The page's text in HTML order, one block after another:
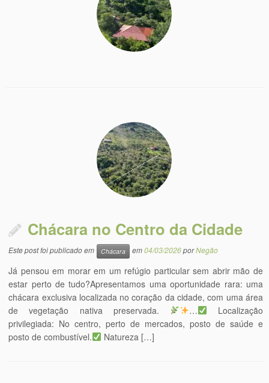
Chácara no Centro da Cidade
Este post foi publicado em Chácara em04/03/2026porNegão
Já pensou em morar em um refúgio particular sem abrir mão de
estar perto de tudo?Apresentamos uma oportunidade rara: uma
chácara exclusiva localizada no coração da cidade, com uma área
de vegetação nativa preservada.
…
Localização
privilegiada: No centro, perto de mercados, posto de saúde e
posto de combustível.
Natureza […]